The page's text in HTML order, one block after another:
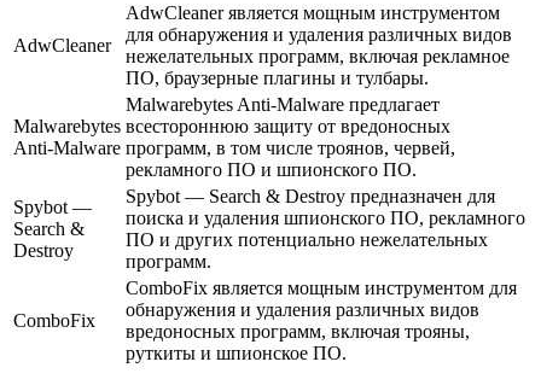
AdwCleaner
AdwCleaner является мощным инструментом
для обнаружения и удаления различных видов
нежелательных программ, включая рекламное
ПО, браузерные плагины и тулбары.
Malwarebytes
Anti-Malware
Malwarebytes Anti-Malware предлагает
всестороннюю защиту от вредоносных
программ, в том числе троянов, червей,
рекламного ПО и шпионского ПО.
Spybot —
Search &
Destroy
Spybot — Search & Destroy предназначен для
поиска и удаления шпионского ПО, рекламного
ПО и других потенциально нежелательных
программ.
ComboFix
ComboFix является мощным инструментом для
обнаружения и удаления различных видов
вредоносных программ, включая трояны,
руткиты и шпионское ПО.